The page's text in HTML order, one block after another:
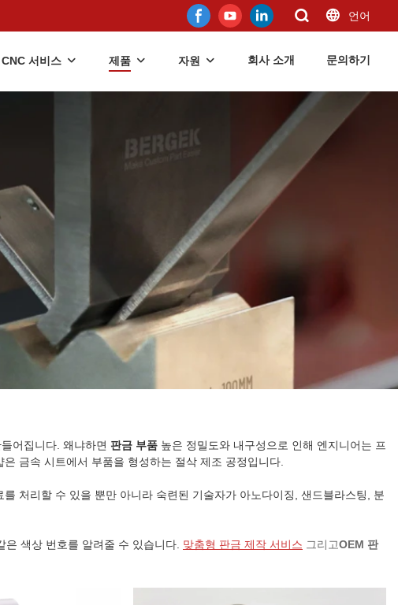
언어
CNC 서비스 제품 자원 회사 소개 문의하기
어집니다. 왜냐하면 판금 부품 높은 정밀도와 내구성으로 인해 엔지니어는 프
금속 시트에서 부품을 형성하는 절삭 제조 공정입니다.
처리할 수 있을 뿐만 아니라 숙련된 기술자가 아노다이징, 샌드블라스팅, 분
색상 번호를 알려줄 수 있습니다. 맞춤형 판금 제작 서비스 그리고OEM 판